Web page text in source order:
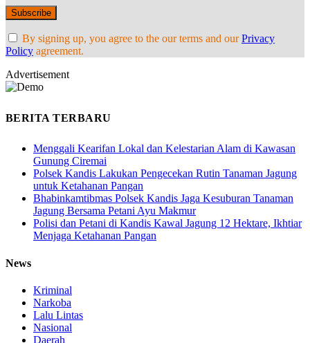
By signing up, you agree to the our terms and ourPrivacy
Policy agreement.
Advertisement
BERITA TERBARU
Menggali Kearifan Lokal dan Kelestarian Alam di Kawasan
Gunung Ciremai
Polsek Kandis Lakukan Pengecekan Rutin Tanaman Jagung
untuk Ketahanan Pangan
Bhabinkamtibmas Polsek Kandis Jaga Kesuburan Tanaman
Jagung Bersama Petani Ayu Makmur
Polisi dan Petani di Kandis Kawal Jagung 12 Hektare, Ikhtiar
Menjaga Ketahanan Pangan
News
Kriminal
Narkoba
Lalu Lintas
Nasional
Daerah